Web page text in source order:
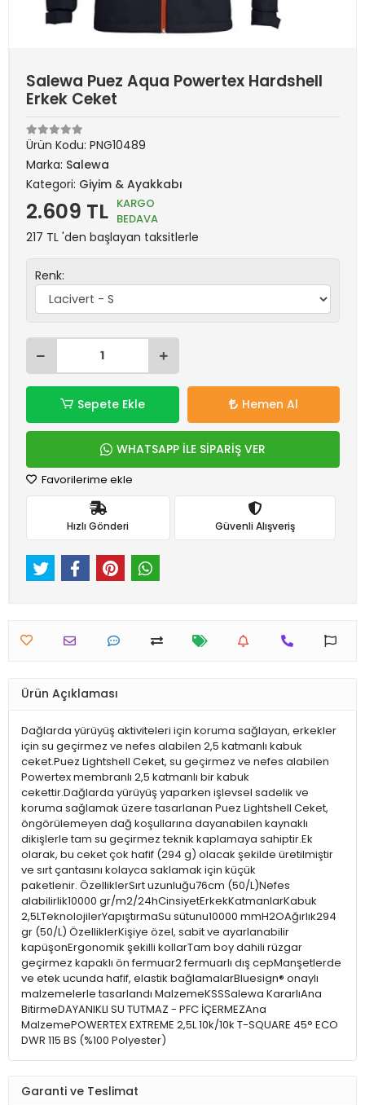
Salewa Puez Aqua Powertex Hardshell
Erkek Ceket
Ürün Kodu: PNG10489
Marka: Salewa
Kategori: Giyim & Ayakkabı
2.609 TL KARGO
BEDAVA
217 TL 'den başlayan taksitlerle
Renk:
Sepete Ekle Hemen Al
WHATSAPP İLE SİPARİŞ VER
Favorilerime ekle
Hızlı Gönderi Güvenli Alışveriş
Ürün Açıklaması
Dağlarda yürüyüş aktiviteleri için koruma sağlayan, erkekler
için su geçirmez ve nefes alabilen 2,5 katmanlı kabuk
ceket.Puez Lightshell Ceket, su geçirmez ve nefes alabilen
Powertex membranlı 2,5 katmanlı bir kabuk
cekettir.Dağlarda yürüyüş yaparken işlevsel sadelik ve
koruma sağlamak üzere tasarlanan Puez Lightshell Ceket,
öngörülemeyen dağ koşullarına dayanabilen kaynaklı
dikişlerle tam su geçirmez teknik kaplamaya sahiptir.Ek
olarak, bu ceket çok hafif (294 g) olacak şekilde üretilmiştir
ve sırt çantasını kolayca saklamak için küçük
paketlenir. ÖzelliklerSırt uzunluğu76cm (50/L)Nefes
alabilirlik10000 gr/m2/24hCinsiyetErkekKatmanlarKabuk
2,5LTeknolojilerYapıştırmaSu sütunu10000 mmH2OAğırlık294
gr (50/L) ÖzelliklerKişiye özel, sabit ve ayarlanabilir
kapüşonErgonomik şekilli kollarTam boy dahili rüzgar
geçirmez kapaklı ön fermuar2 fermuarlı dış cepManşetlerde
ve etek ucunda hafif, elastik bağlamalarBluesign® onaylı
malzemelerle tasarlandı MalzemeKSSSalewa KararlıAna
BitirmeDAYANIKLI SU TUTMAZ - PFC İÇERMEZAna
MalzemePOWERTEX EXTREME 2,5L 10k/10k T-SQUARE 45° ECO
DWR 115 BS (%100 Polyester)
Garanti ve Teslimat